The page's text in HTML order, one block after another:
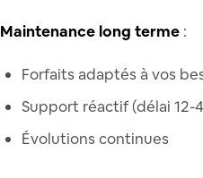
Maintenance long terme :
Forfaits adaptés à vos
Support réactif (délai 12-
Évolutions continues